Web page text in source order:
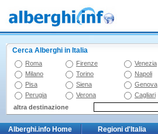
Cerca Alberghi in Italia
Roma Firenze Venezia
Milano
Torino Napoli
Pisa
Siena Genova
Perugia
Verona Cagliari
altra destinazione
Alberghi.info Home Regioni d'Italia